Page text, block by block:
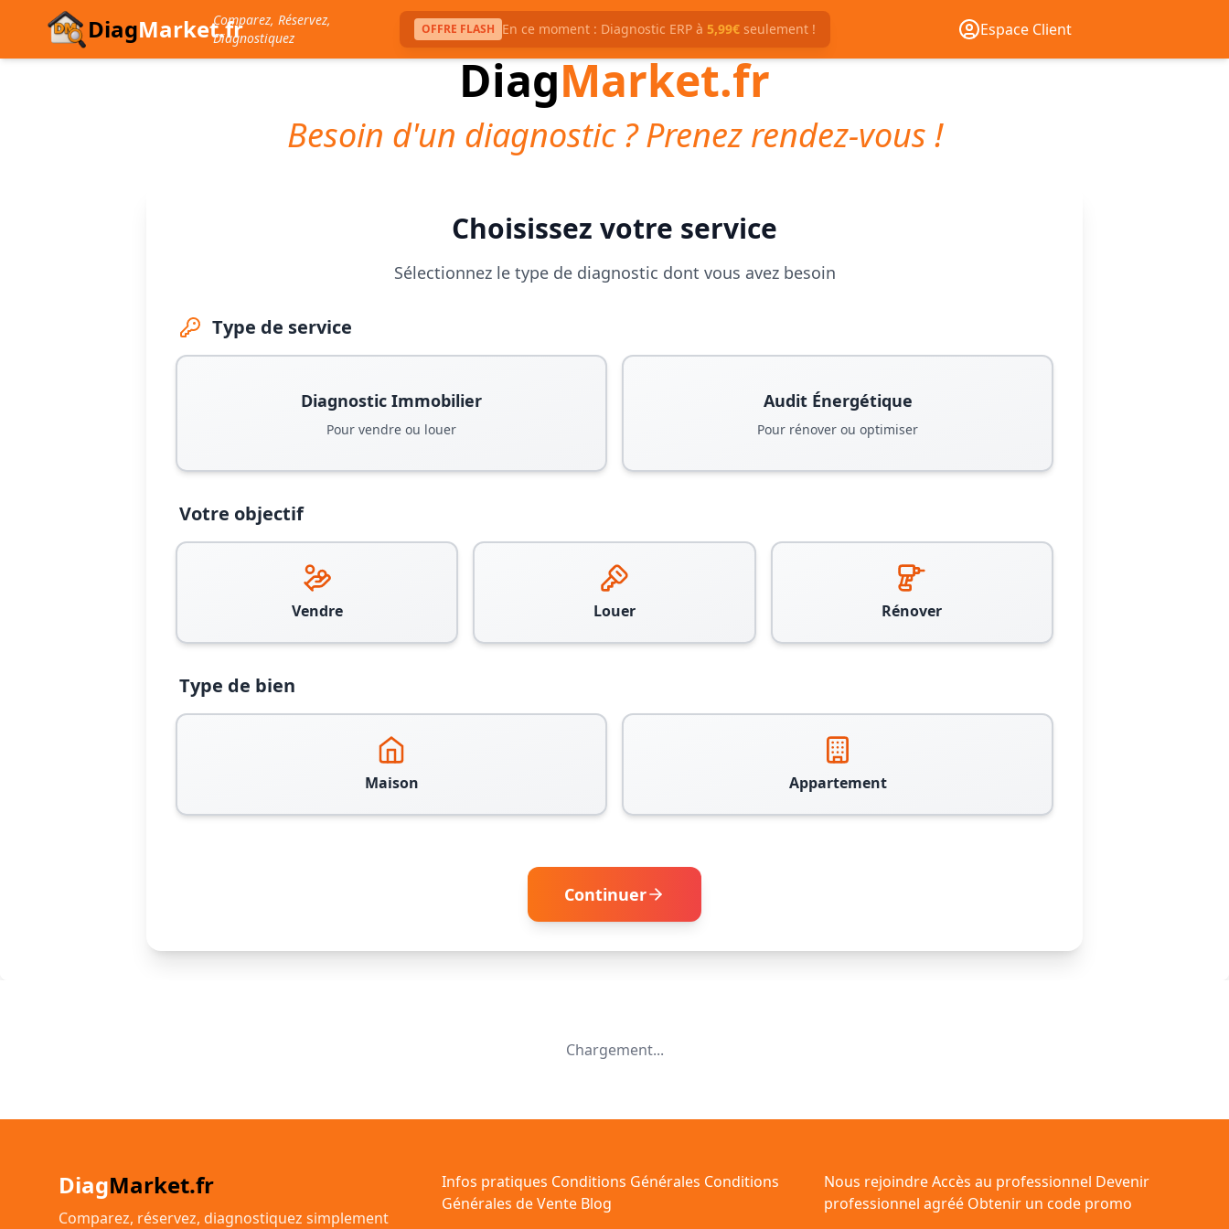
DiagMarket.frComparez, Réservez,
Diagnostiquez
OFFRE FLASH En ce moment : Diagnostic ERP à 5,99€seulement ! Espace Client
DiagMarket.fr
Besoin d'un diagnostic ? Prenez rendez-vous !
Choisissez votre service
Sélectionnez le type de diagnostic dont vous avez besoin
Type de service
Diagnostic Immobilier
Pour vendre ou louer
Audit Énergétique
Pour rénover ou optimiser
Votre objectif
Vendre Louer Rénover
Type de bien
Maison Appartement
Continuer
Chargement...
DiagMarket.fr
Comparez, réservez, diagnostiquez simplement
Infos pratiques Conditions Générales Conditions
Générales de Vente Blog
Nous rejoindreAccès au professionnel Devenir
professionnel agréé Obtenir un code promo